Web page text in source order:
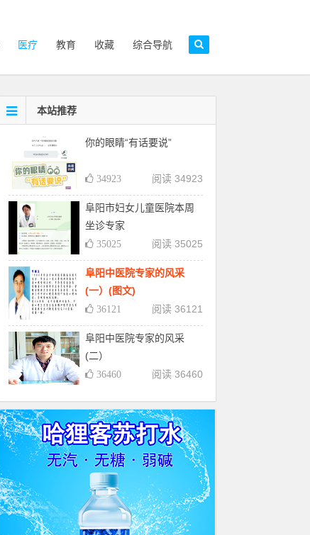
医疗 教育 收藏 综合导航
本站推荐
你的眼睛“有话要说”
阅读 34923
34923
阜阳市妇女儿童医院本周
坐诊专家
阅读 35025
35025
阜阳中医院专家的风采
(一）(图文)
阅读 36121
36121
阜阳中医院专家的风采
(二）
阅读 36460
36460